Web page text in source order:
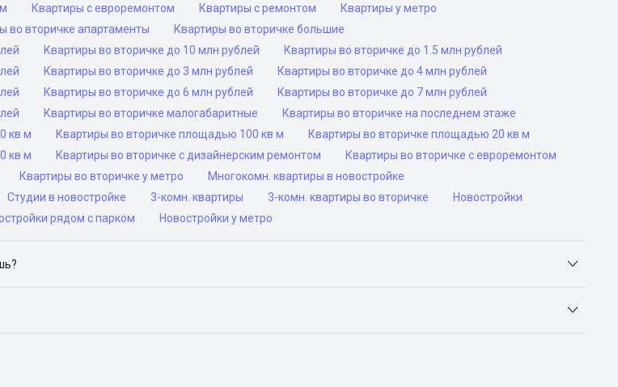
Квартиры с евроремонтом Квартиры с ремонтом
Квартиры у метро
во вторичке апартаменты
Квартиры во вторичке большие
Квартиры во вторичке до 10 млн рублей
Квартиры во вторичке до 1.5 млн рублей
Квартиры во вторичке до 3 млн рублей
Квартиры во вторичке до 4 млн рублей
Квартиры во вторичке до 6 млн рублей
Квартиры во вторичке до 7 млн рублей
Квартиры во вторичке малогабаритные
Квартиры во вторичке на последнем этаже
кв м
Квартиры во вторичке площадью 100 кв м
Квартиры во вторичке площадью 20 кв м
кв м
Квартиры во вторичке с дизайнерским ремонтом
Квартиры во вторичке с евроремонтом
Квартиры во вторичке у метро
Многокомн. квартиры в новостройке
Студии в новостройке 3-комн. квартиры 3-комн. квартиры во вторичке
Новостройки
рядом с парком Новостройки у метро